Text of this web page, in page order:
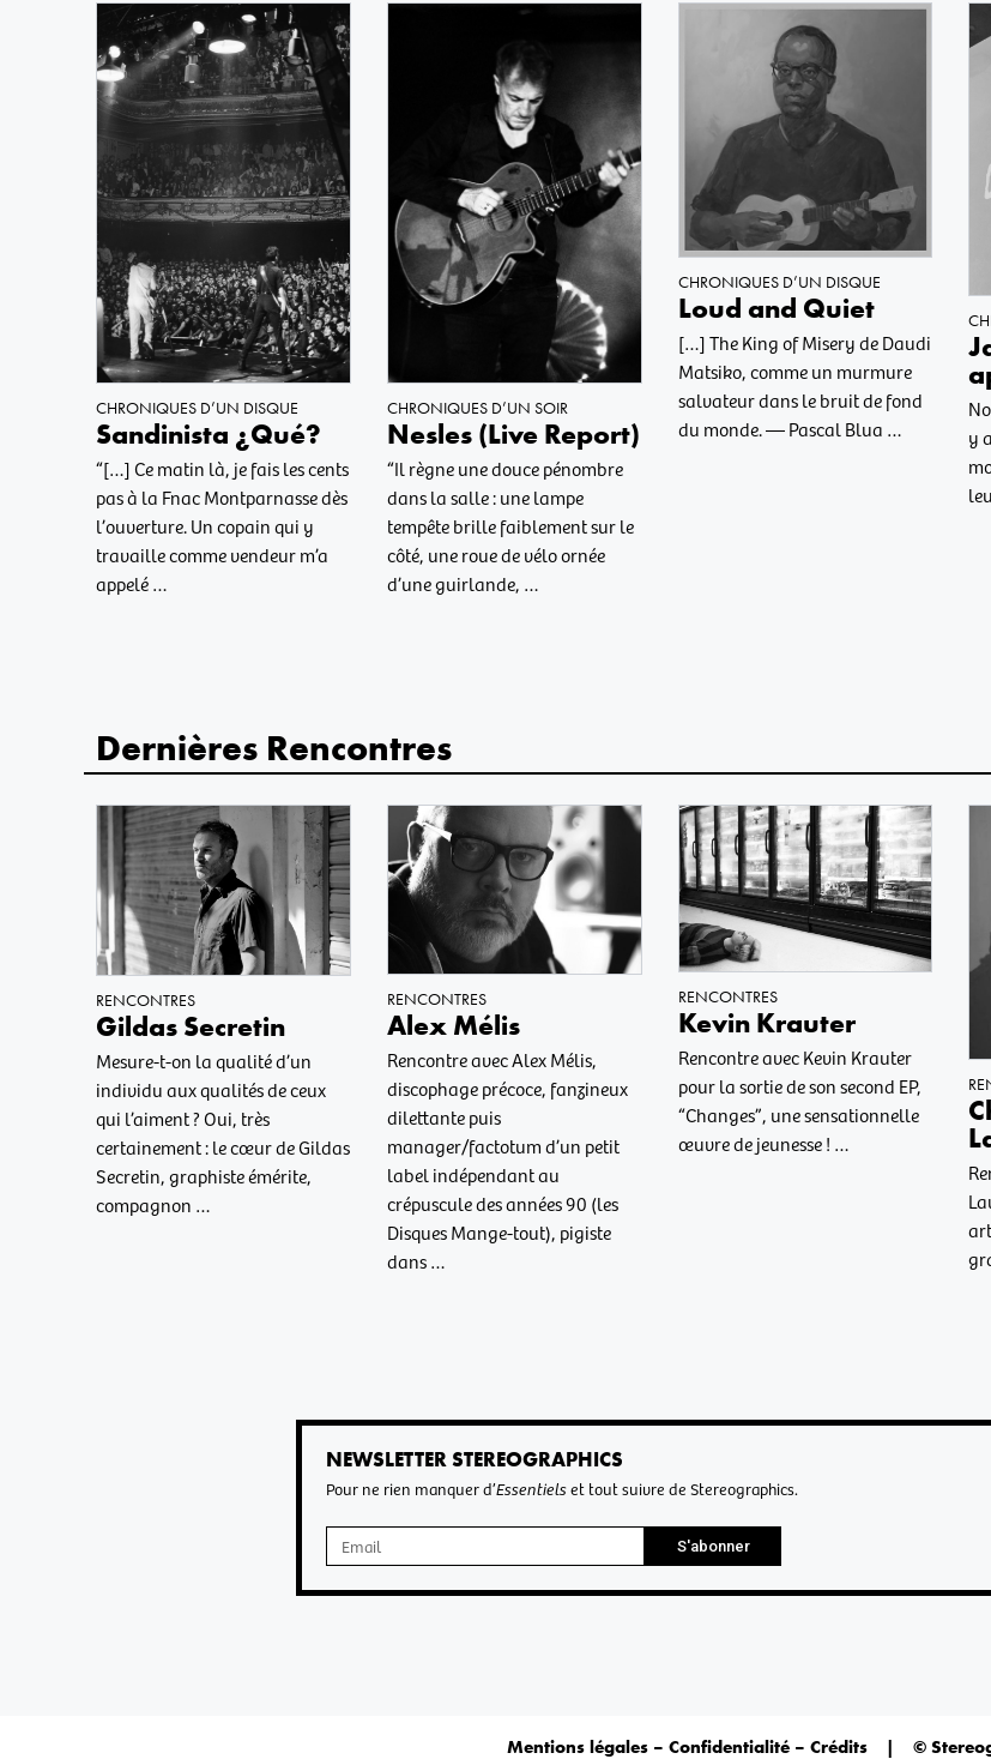
CHRONIQUES D’UN DISQUE
Sandinista ¿Qué?
“[…] Ce matin là, je fais les cents
pas à la Fnac Montparnasse dès
l’ouverture. Un copain qui y
travaille comme vendeur m’a
appelé …
CHRONIQUES D’UN SOIR
Nesles (Live Report)
“Il règne une douce pénombre
dans la salle : une lampe
tempête brille faiblement sur le
côté, une roue de vélo ornée
d’une guirlande, …
CHRONIQUES D’UN DISQUE
Loud and Quiet
[…] The King of Misery de Daudi
Matsiko, comme un murmure
salvateur dans le bruit de fond
du monde. — Pascal Blua …
y
Dernières Rencontres
RENCONTRES
Gildas Secretin
Mesure-t-on la qualité d’un
individu aux qualités de ceux
qui l’aiment ? Oui, très
certainement : le cœur de Gildas
Secretin, graphiste émérite,
compagnon …
RENCONTRES
Alex Mélis
Rencontre avec Alex Mélis,
discophage précoce, fanzineux
dilettante puis
manager/factotum d’un petit
label indépendant au
crépuscule des années 90 (les
Disques Mange-tout), pigiste
dans …
RENCONTRES
Kevin Krauter
Rencontre avec Kevin Krauter
pour la sortie de son second EP,
“Changes”, une sensationnelle
œuvre de jeunesse ! …
NEWSLETTER STEREOGRAPHICS
Pour ne rien manquer d’Essentielset tout suivre de Stereographics.
S'abonner
Mentions légales – Confidentialité – Crédits | ©